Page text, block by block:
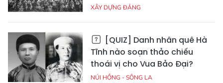
XÂY DỰNG ĐẢNG
[QUIZ] Danh nhân quê Hà
Tĩnh nào soạn thảo chiếu
thoái vị cho Vua Bảo Đại?
NÚI HỒNG - SÔNG LA